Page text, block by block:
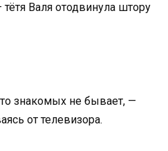
Валя отодвинула штору
знакомых не бывает, —
от телевизора.